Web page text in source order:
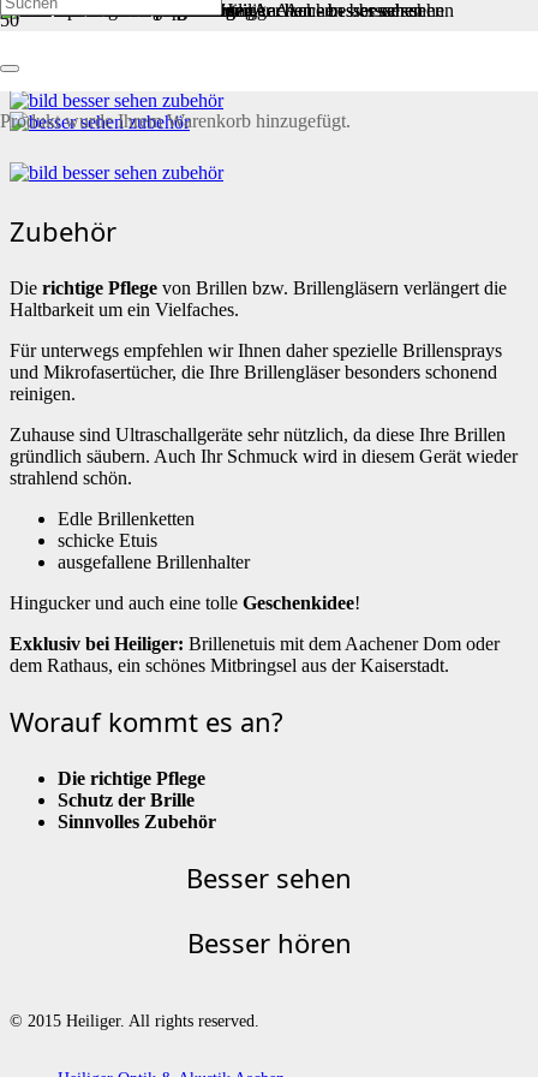
Produktwurde Ihrem Warenkorb hinzugefügt.
Zubehör
Zubehör
Die richtige Pflege von Brillen bzw. Brillengläsern verlängert die
Haltbarkeit um ein Vielfaches.
Für unterwegs empfehlen wir Ihnen daher spezielle Brillensprays
und Mikrofasertücher, die Ihre Brillengläser besonders schonend
reinigen.
Zuhause sind Ultraschallgeräte sehr nützlich, da diese Ihre Brillen
gründlich säubern. Auch Ihr Schmuck wird in diesem Gerät wieder
strahlend schön.
Edle Brillenketten
schicke Etuis
ausgefallene Brillenhalter
Hingucker und auch eine tolle Geschenkidee!
Exklusiv bei Heiliger: Brillenetuis mit dem Aachener Dom oder
dem Rathaus, ein schönes Mitbringsel aus der Kaiserstadt.
Worauf kommt es an?
Die richtige Pflege
Schutz der Brille
Sinnvolles Zubehör
Besser sehen
Besser hören
© 2015 Heiliger. All rights reserved.